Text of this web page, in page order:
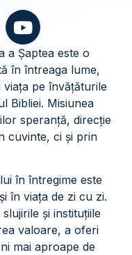
a Șaptea este o
în întreaga lume,
pe învățăturile
Bibliei. Misiunea
speranță, direcție
cuvinte, ci și prin
în întregime este
în viața de zi cu zi.
și instituțiile
valoare, a oferi
mai aproape de